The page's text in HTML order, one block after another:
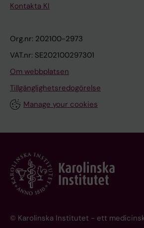
Kontakta KI
Org.nr: 202100-2973
VAT.nr: SE202100297301
Om webbplatsen
Tillgänglighetsredogörelse
Manage your cookies
© Karolinska Institutet - ett